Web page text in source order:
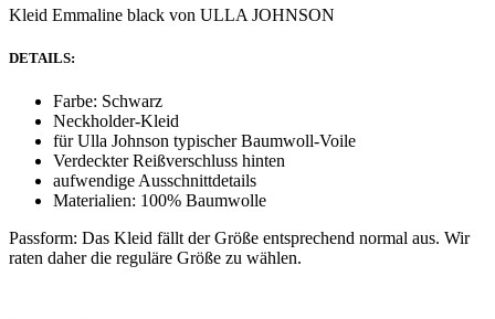
Kleid Emmaline black von ULLA JOHNSON
DETAILS:
Farbe: Schwarz
Neckholder-Kleid
für Ulla Johnson typischer Baumwoll-Voile
Verdeckter Reißverschluss hinten
aufwendige Ausschnittdetails
Materialien: 100% Baumwolle
Passform: Das Kleid fällt der Größe entsprechend normal aus. Wir
raten daher die reguläre Größe zu wählen.